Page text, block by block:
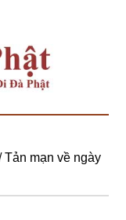
Tản mạn về ngày